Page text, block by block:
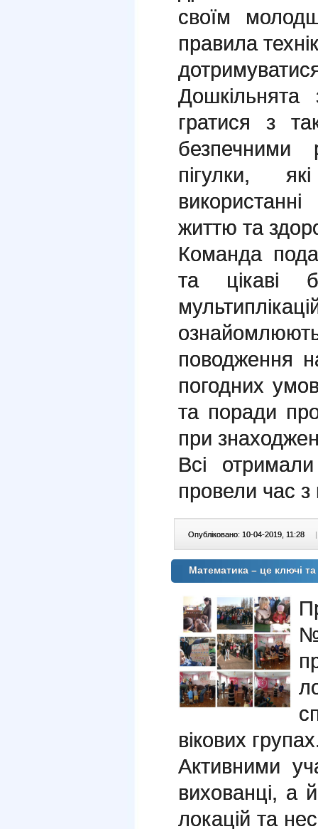
своїм
правила
гратися з
безпечними
пігулки,
життю та
Команда
та цікаві
поводження
погодних
та поради
при
Всі
провели час
Опубліковано: 10-04-2019, 11:28 |
Математика – це ключі та
вікових
Активними
вихованці, а
локацій та